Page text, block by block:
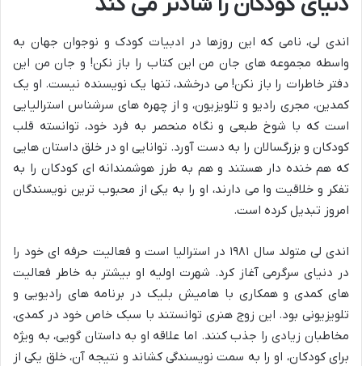
اندی لی، نامی که این روزها در ادبیات کودک و نوجوان جهان به
واسطه مجموعه های جان من این کتاب را باز نکن! و جان من این
دفتر خاطرات را باز نکن! می درخشد، تنها یک نویسنده نیست. او یک
کمدین، مجری رادیو و تلویزیون، و از چهره های سرشناس استرالیایی
است که با شوخ طبعی و نگاه منحصر به فرد خود، توانسته قلب
کودکان و بزرگسالان را به دست آورد. توانایی او در خلق داستان هایی
که هم خنده دار هستند و هم به طرز هوشمندانه ای کودکان را به
تفکر و خلاقیت وا می دارند، او را به یکی از محبوب ترین نویسندگان
امروز تبدیل کرده است.
اندی لی متولد سال ۱۹۸۱ در استرالیا است و فعالیت حرفه ای خود را
در دنیای سرگرمی آغاز کرد. شهرت اولیه او بیشتر به خاطر فعالیت
های کمدی و همکاری با هامیش بلیک در برنامه های رادیویی و
تلویزیونی بود. این زوج هنری توانستند با سبک خاص خود در کمدی،
مخاطبان زیادی را جذب کنند. اما علاقه او به داستان گویی، به ویژه
برای کودکان، او را به سمت نویسندگی کشاند و نتیجه آن، خلق یکی از